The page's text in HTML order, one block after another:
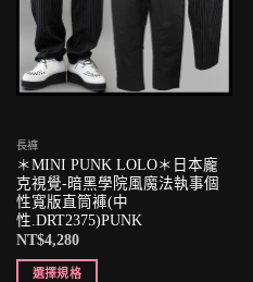
長褲
＊MINI PUNK LOLO＊日本龐
克視覺-暗黑學院風魔法執事個
性寬版直筒褲(中
性.DRT2375)PUNK
NT$4,280
選擇規格